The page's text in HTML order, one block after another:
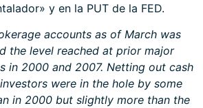
y en la PUT de la FED.
accounts as of March was
the level reached at prior major
in 2000 and 2007. Netting out cash
were in the hole by some
in 2000 but slightly more than the